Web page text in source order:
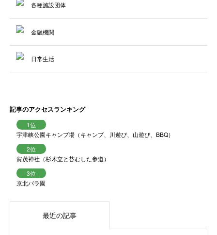
各種施設団体
金融機関
日常生活
記事のアクセスランキング
宇津峡公園キャンプ場（キャンプ、川遊び、山遊び、BBQ）
賀茂神社（杉木立と苔むした参道）
京北バラ園
最近の記事